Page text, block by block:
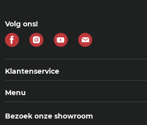
Volg ons!
Vind
Facebook
Vind
op
Instagram
Vind
Youtube
Vind
E-
Klantenservice
Veelgestelde vragen (FAQ)
Menu
Koffie & meer
Bezoek onze showroom